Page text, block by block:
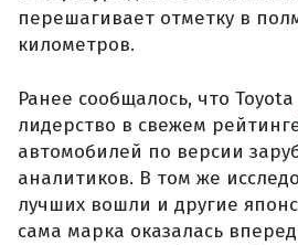
перешагивает отметку в
километров.
Ранее сообщалось, что Toyota
лидерство в свежем
автомобилей по версии
аналитиков. В том же
лучших вошли и другие
сама марка оказалась